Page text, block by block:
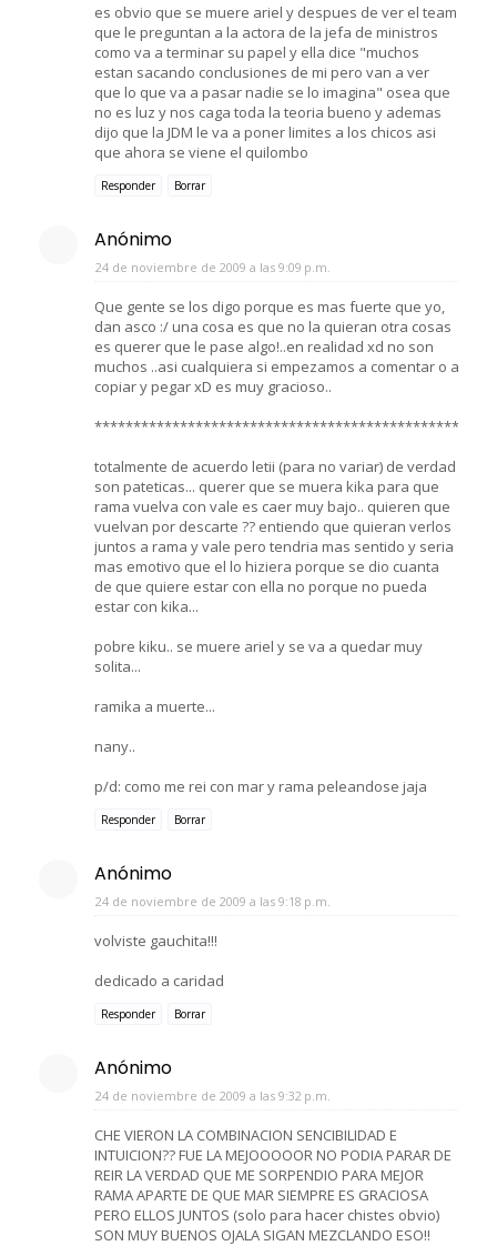
es obvio que se muere ariel y despues de ver el team
que le preguntan a la actora de la jefa de ministros
como va a terminar su papel y ella dice "muchos
estan sacando conclusiones de mi pero van a ver
que lo que va a pasar nadie se lo imagina" osea que
no es luz y nos caga toda la teoria bueno y ademas
dijo que la JDM le va a poner limites a los chicos asi
que ahora se viene el quilombo
Responder Borrar
Anónimo
24 de noviembre de 2009 a las 9:09 p.m.
Que gente se los digo porque es mas fuerte que yo,
dan asco :/ una cosa es que no la quieran otra cosas
es querer que le pase algo!..en realidad xd no son
muchos ..asi cualquiera si empezamos a comentar o a
copiar y pegar xD es muy gracioso..
***********************************************
totalmente de acuerdo letii (para no variar) de verdad
son pateticas... querer que se muera kika para que
rama vuelva con vale es caer muy bajo.. quieren que
vuelvan por descarte ?? entiendo que quieran verlos
juntos a rama y vale pero tendria mas sentido y seria
mas emotivo que el lo hiziera porque se dio cuanta
de que quiere estar con ella no porque no pueda
estar con kika...
pobre kiku.. se muere ariel y se va a quedar muy
solita...
ramika a muerte...
nany..
p/d: como me rei con mar y rama peleandose jaja
Responder Borrar
Anónimo
24 de noviembre de 2009 a las 9:18 p.m.
volviste gauchita!!!
dedicado a caridad
Responder Borrar
Anónimo
24 de noviembre de 2009 a las 9:32 p.m.
CHE VIERON LA COMBINACION SENCIBILIDAD E
INTUICION?? FUE LA MEJOOOOOR NO PODIA PARAR DE
REIR LA VERDAD QUE ME SORPENDIO PARA MEJOR
RAMA APARTE DE QUE MAR SIEMPRE ES GRACIOSA
PERO ELLOS JUNTOS (solo para hacer chistes obvio)
SON MUY BUENOS OJALA SIGAN MEZCLANDO ESO!!